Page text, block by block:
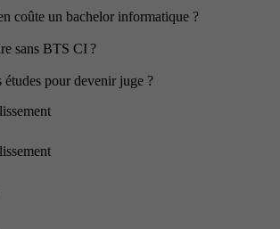
coûte un bachelor informatique ?
sans BTS CI ?
études pour devenir juge ?